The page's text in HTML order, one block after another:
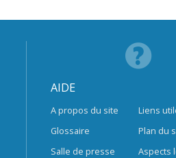
AIDE
A propos du site
Glossaire
Salle de presse
Liens
Plan du
Aspects